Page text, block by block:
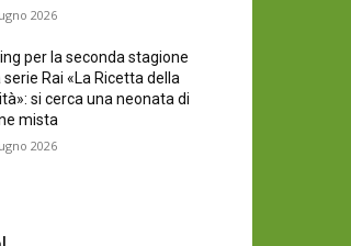
2026
per la seconda stagione
serie Rai «La Ricetta della
si cerca una neonata di
mista
2026